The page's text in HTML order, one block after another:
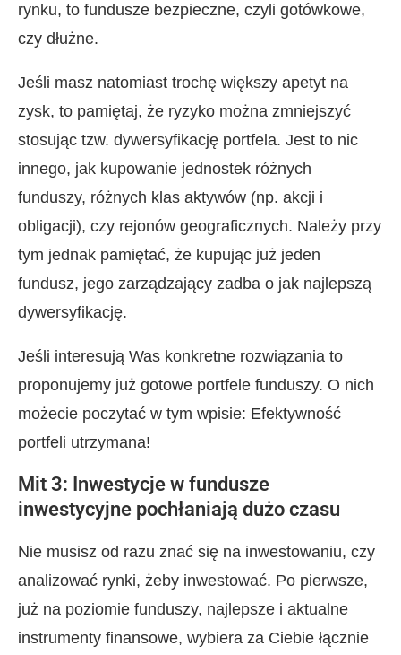
rynku, to fundusze bezpieczne, czyli gotówkowe,
czy dłużne.
Jeśli masz natomiast trochę większy apetyt na
zysk, to pamiętaj, że ryzyko można zmniejszyć
stosując tzw. dywersyfikację portfela. Jest to nic
innego, jak kupowanie jednostek różnych
funduszy, różnych klas aktywów (np. akcji i
obligacji), czy rejonów geograficznych. Należy przy
tym jednak pamiętać, że kupując już jeden
fundusz, jego zarządzający zadba o jak najlepszą
dywersyfikację.
Jeśli interesują Was konkretne rozwiązania to
proponujemy już gotowe portfele funduszy. O nich
możecie poczytać w tym wpisie: Efektywność
portfeli utrzymana!
Mit 3: Inwestycje w fundusze
inwestycyjne pochłaniają dużo czasu
Nie musisz od razu znać się na inwestowaniu, czy
analizować rynki, żeby inwestować. Po pierwsze,
już na poziomie funduszy, najlepsze i aktualne
instrumenty finansowe, wybiera za Ciebie łącznie